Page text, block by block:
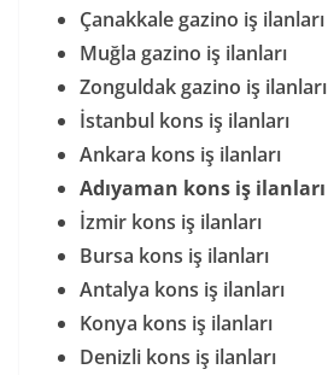
Çanakkale gazino iş ilanları
Muğla gazino iş ilanları
Zonguldak gazino iş ilanları
İstanbul kons iş ilanları
Ankara kons iş ilanları
Adıyaman kons iş ilanları
İzmir kons iş ilanları
Bursa kons iş ilanları
Antalya kons iş ilanları
Konya kons iş ilanları
Denizli kons iş ilanları